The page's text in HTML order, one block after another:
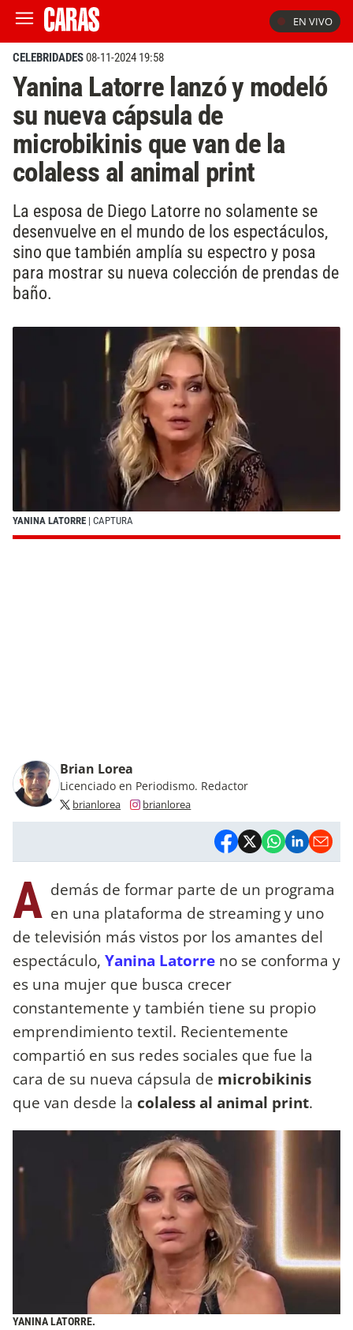
EN VIVO
CELEBRIDADES08-11-2024 19:58
Yanina Latorre lanzó y modeló
su nueva cápsula de
microbikinis que van de la
colaless al animal print
La esposa de Diego Latorre no solamente se
desenvuelve en el mundo de los espectáculos,
sino que también amplía su espectro y posa
para mostrar su nueva colección de prendas de
baño.
YANINA LATORRE | CAPTURA
Brian Lorea
Licenciado en Periodismo. Redactor
brianlorea brianlorea
A demás de formar parte de un programa
en una plataforma de streaming y uno
de televisión más vistos por los amantes del
espectáculo, Yanina Latorre no se conforma y
es una mujer que busca crecer
constantemente y también tiene su propio
emprendimiento textil. Recientemente
compartió en sus redes sociales que fue la
cara de su nueva cápsula de microbikinis
que van desde la colaless al animal print.
YANINA LATORRE.